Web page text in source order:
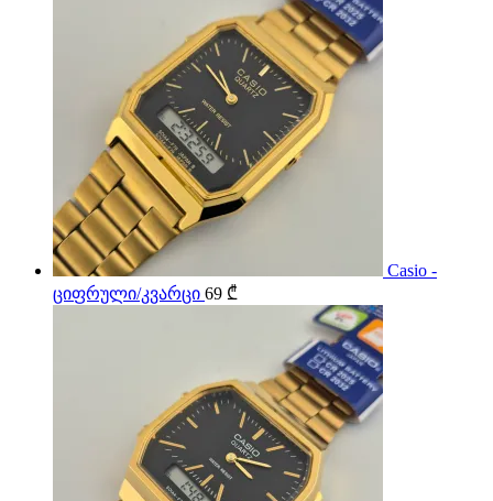
Casio -
ციფრული/კვარცი 69 ₾